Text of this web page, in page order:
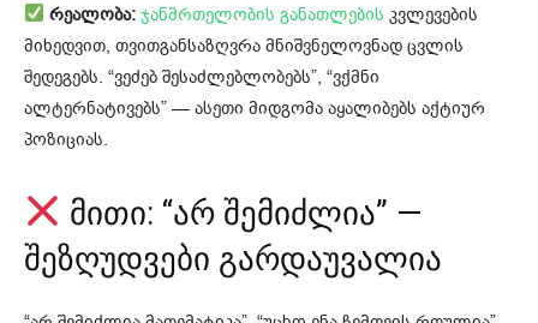
რეალობა: ჯანმრთელობის განათლების კვლევების
მიხედვით, თვითგანსაზღვრა მნიშვნელოვნად ცვლის
შედეგებს. “ვეძებ შესაძლებლობებს”, “ვქმნი
ალტერნატივებს” — ასეთი მიდგომა აყალიბებს აქტიურ
პოზიციას.
მითი: “არ შემიძლია” —
შეზღუდვები გარდაუვალია